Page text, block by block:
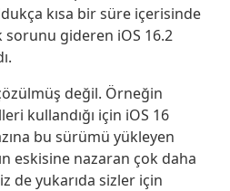
kısa bir süre içerisinde
gideren iOS 16.2
değil. Örneğin
kullandığı için iOS 16
bu sürümü yükleyen
eskisine nazaran çok daha
de yukarıda sizler için